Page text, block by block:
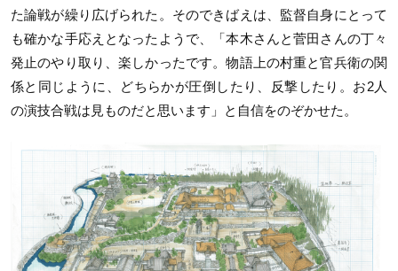
た論戦が繰り広げられた。そのできばえは、監督自身にとって
も確かな手応えとなったようで、「本木さんと菅田さんの丁々
発止のやり取り、楽しかったです。物語上の村重と官兵衛の関
係と同じように、どちらかが圧倒したり、反撃したり。お2人
の演技合戦は見ものだと思います」と自信をのぞかせた。